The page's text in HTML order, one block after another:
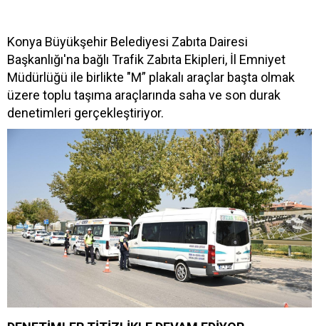
Konya Büyükşehir Belediyesi Zabıta Dairesi
Başkanlığı'na bağlı Trafik Zabıta Ekipleri, İl Emniyet
Müdürlüğü ile birlikte "M” plakalı araçlar başta olmak
üzere toplu taşıma araçlarında saha ve son durak
denetimleri gerçekleştiriyor.